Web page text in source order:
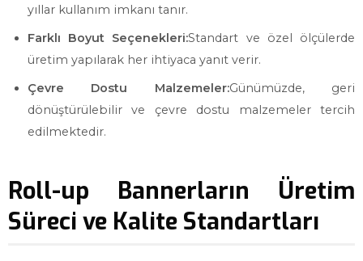
yıllar kullanım imkanı tanır.
Farklı Boyut Seçenekleri:Standart ve özel ölçülerde
üretim yapılarak her ihtiyaca yanıt verir.
Çevre Dostu Malzemeler:Günümüzde, geri
dönüştürülebilir ve çevre dostu malzemeler tercih
edilmektedir.
Roll-up Bannerların Üretim
Süreci ve Kalite Standartları